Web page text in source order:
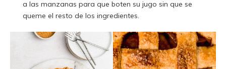
a las manzanas para que boten su jugo sin que se
queme el resto de los ingredientes.